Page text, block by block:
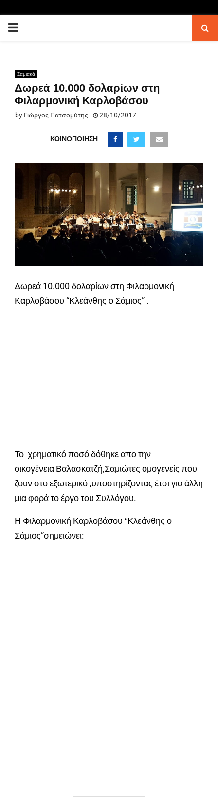
PRIMARY
Σαμιακά
Δωρεά 10.000 δολαρίων στη
Φιλαρμονική Καρλοβάσου
by Γιώργος Πατσομύτης 28/10/2017
ΚΟΙΝΟΠΟΊΗΣΗ
Δωρεά 10.000 δολαρίων στη Φιλαρμονική
Καρλοβάσου “Κλεάνθης ο Σάμιος” .
Το χρηματικό ποσό δόθηκε απο την
οικογένεια Βαλασκατζή,Σαμιώτες ομογενείς που
ζουν στο εξωτερικό ,υποστηρίζοντας έτσι για άλλη
μια φορά το έργο του Συλλόγου.
Η Φιλαρμονική Καρλοβάσου “Κλεάνθης ο
Σάμιος”σημειώνει: